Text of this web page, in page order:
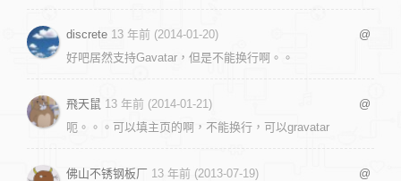
discrete 13 年前 (2014-01-20)
@
好吧居然支持Gavatar，但是不能换行啊。。
飛天鼠 13 年前 (2014-01-21)
@
呃。。。可以填主页的啊，不能换行，可以gravatar
佛山不锈钢板厂 13 年前 (2013-07-19)
@